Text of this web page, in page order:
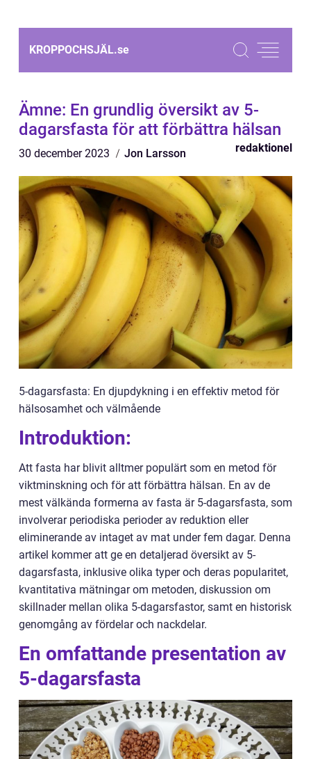
KROPPOCHSJÄL.se
Ämne: En grundlig översikt av 5-
dagarsfasta för att förbättra hälsan
30 december 2023 Jon Larsson redaktionel
5-dagarsfasta: En djupdykning i en effektiv metod för
hälsosamhet och välmående
Introduktion:
Att fasta har blivit alltmer populärt som en metod för
viktminskning och för att förbättra hälsan. En av de
mest välkända formerna av fasta är 5-dagarsfasta, som
involverar periodiska perioder av reduktion eller
eliminerande av intaget av mat under fem dagar. Denna
artikel kommer att ge en detaljerad översikt av 5-
dagarsfasta, inklusive olika typer och deras popularitet,
kvantitativa mätningar om metoden, diskussion om
skillnader mellan olika 5-dagarsfastor, samt en historisk
genomgång av fördelar och nackdelar.
En omfattande presentation av
5-dagarsfasta